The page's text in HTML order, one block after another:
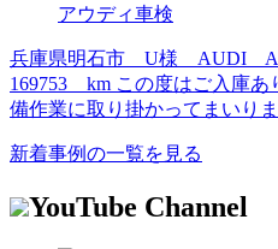
アウディ車検
兵庫県明石市 U様 AUDI
169753 km この度はご入庫あ
備作業に取り掛かってまいり
新着事例の一覧を見る
YouTube Channel